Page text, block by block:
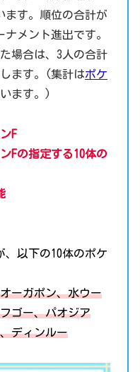
ます。順位の合計が
メント進出です。
場合は、3人の合計
ます。(集計はポケ
います。)
F
Fの指定する10体の
、以下の10体のポケ
ーガポン、水ウー
ゴー、パオジア
ディンルー